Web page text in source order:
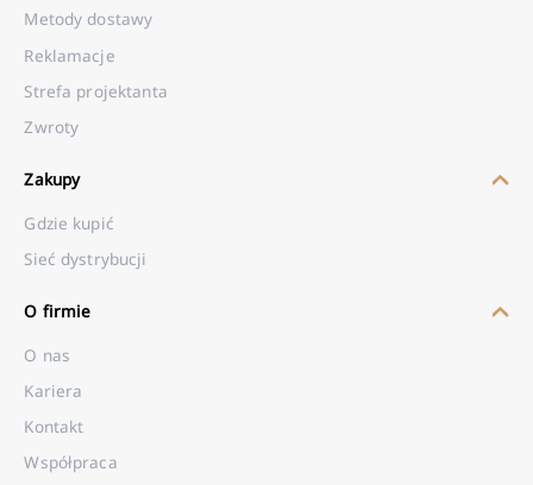
Metody dostawy
Reklamacje
Strefa projektanta
Zwroty
Zakupy
Gdzie kupić
Sieć dystrybucji
O firmie
O nas
Kariera
Kontakt
Współpraca